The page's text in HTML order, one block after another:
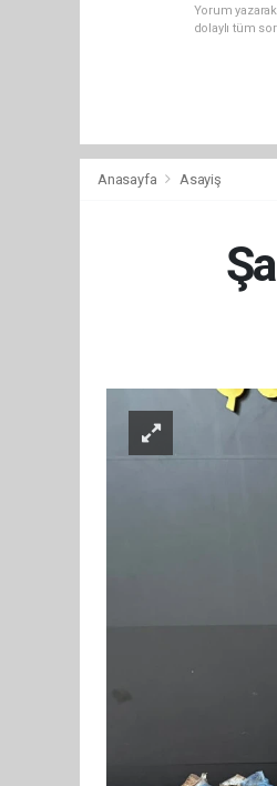
Yorum
dolaylı tüm
Anasayfa Asayiş